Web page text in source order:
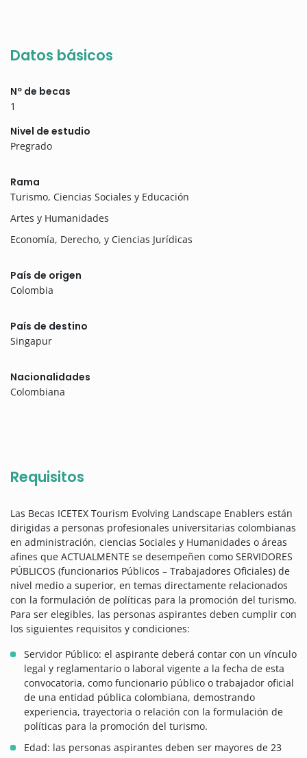
Datos básicos
Nº de becas
1
Nivel de estudio
Pregrado
Rama
Turismo, Ciencias Sociales y Educación
Artes y Humanidades
Economía, Derecho, y Ciencias Jurídicas
País de origen
Colombia
País de destino
Singapur
Nacionalidades
Colombiana
Requisitos
Las Becas ICETEX Tourism Evolving Landscape Enablers están
dirigidas a personas profesionales universitarias colombianas
en administración, ciencias Sociales y Humanidades o áreas
afines que ACTUALMENTE se desempeñen como SERVIDORES
PÚBLICOS (funcionarios Públicos – Trabajadores Oficiales) de
nivel medio a superior, en temas directamente relacionados
con la formulación de políticas para la promoción del turismo.
Para ser elegibles, las personas aspirantes deben cumplir con
los siguientes requisitos y condiciones:
Servidor Público: el aspirante deberá contar con un vínculo
legal y reglamentario o laboral vigente a la fecha de esta
convocatoria, como funcionario público o trabajador oficial
de una entidad pública colombiana, demostrando
experiencia, trayectoria o relación con la formulación de
políticas para la promoción del turismo.
Edad: las personas aspirantes deben ser mayores de 23